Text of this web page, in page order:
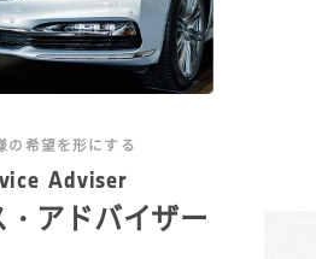
ice Adviser
アドバイザー
の希望を形にする